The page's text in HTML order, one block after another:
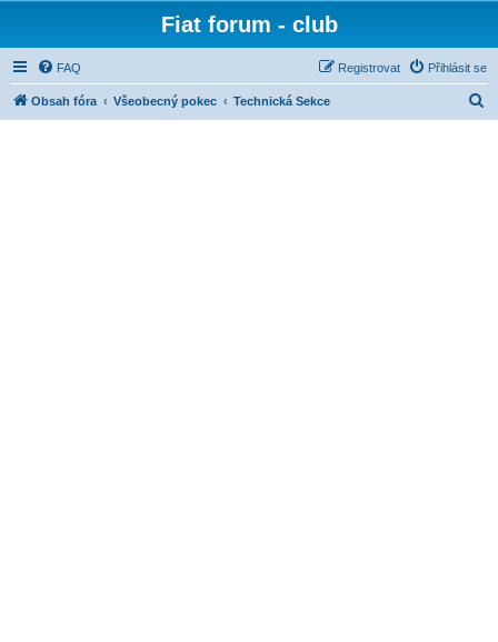
Fiat forum - club
FAQ Přihlásit se
Registrovat
Obsah fóra Všeobecný pokec Technická Sekce